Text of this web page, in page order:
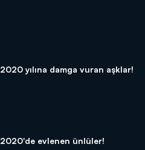
2020 yılına damga vuran aşklar!
2020'de evlenen ünlüler!